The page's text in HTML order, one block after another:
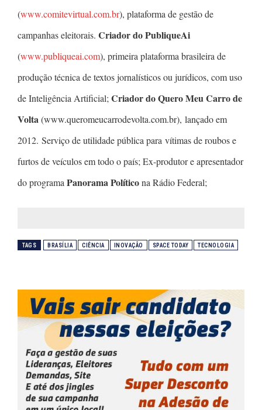
(www.comitevirtual.com.br), plataforma de gestão de
campanhas eleitorais. Criador do PubliqueAi
(www.publiqueai.com), primeira plataforma brasileira de
produção técnica de textos jornalísticos ou jurídicos, com uso
de Inteligência Artificial; Criador do Quero Meu Carro de
Volta(www.queromeucarrodevolta.com.br), lançado em
2012. Serviço de utilidade pública para vítimas de roubos e
furtos de veículos em todo o país; Ex-produtor e apresentador
do programa Panorama Políticona Rádio Federal;
TAGS BRASÍLIA CIÊNCIA INOVAÇÃO SPACE TODAY TECNOLOGIA